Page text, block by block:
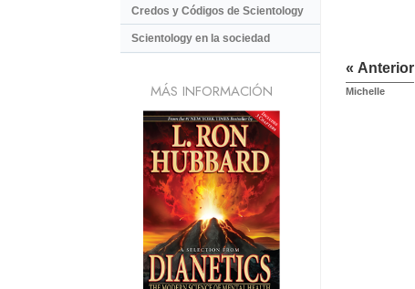
« Anterior
Michelle
Credos y Códigos de Scientology
Scientology en la sociedad
MÁS INFORMACIÓN